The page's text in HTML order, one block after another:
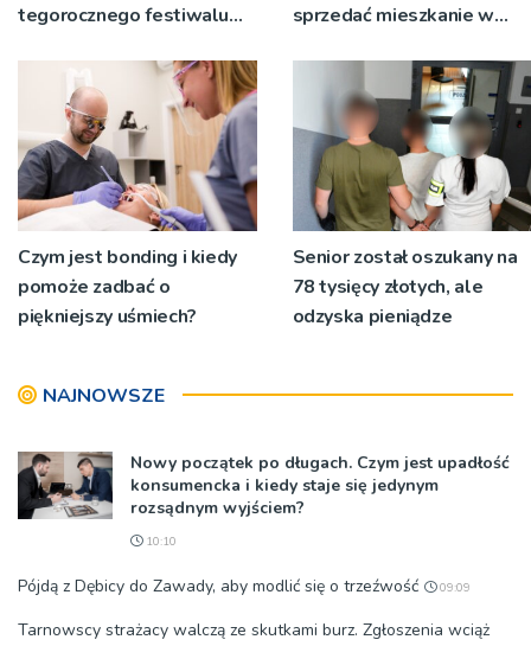
tegorocznego festiwalu
niecodziennych
okolicznościach
sprzedać mieszkanie w
Czym jest bonding i kiedy
pomoże zadbać o
piękniejszy uśmiech?
Senior został oszukany na
78 tysięcy złotych, ale
odzyska pieniądze
NAJNOWSZE
Nowy początek po długach. Czym jest upadłość
konsumencka i kiedy staje się jedynym
rozsądnym wyjściem?
10:10
Pójdą z Dębicy do Zawady, aby modlić się o trzeźwość 09:09
Tarnowscy strażacy walczą ze skutkami burz. Zgłoszenia wciąż